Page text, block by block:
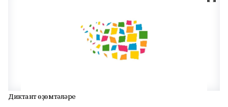
Диктант һөҙөмтәләре